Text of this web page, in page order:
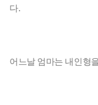
다.
어느날 엄마는 내인형